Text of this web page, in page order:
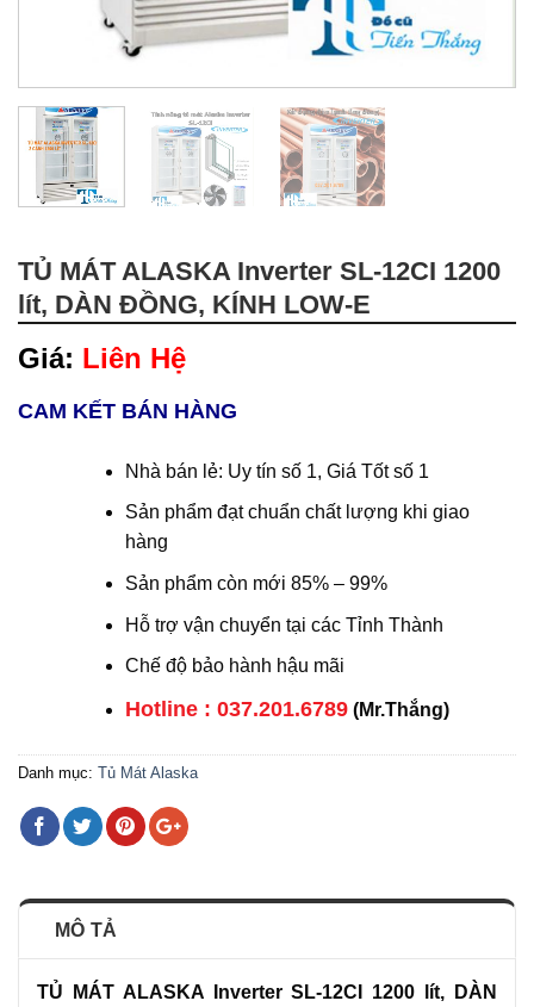
TỦ MÁT ALASKA Inverter SL-12CI 1200
lít, DÀN ĐỒNG, KÍNH LOW-E
Giá: Liên Hệ
CAM KẾT BÁN HÀNG
Nhà bán lẻ: Uy tín số 1, Giá Tốt số 1
Sản phẩm đạt chuẩn chất lượng khi giao
hàng
Sản phẩm còn mới 85% – 99%
Hỗ trợ vận chuyển tại các Tỉnh Thành
Chế độ bảo hành hậu mãi
Hotline : 037.201.6789(Mr.Thắng)
Danh mục: Tủ Mát Alaska
MÔ TẢ
TỦ MÁT ALASKA Inverter SL-12CI 1200 lít, DÀN